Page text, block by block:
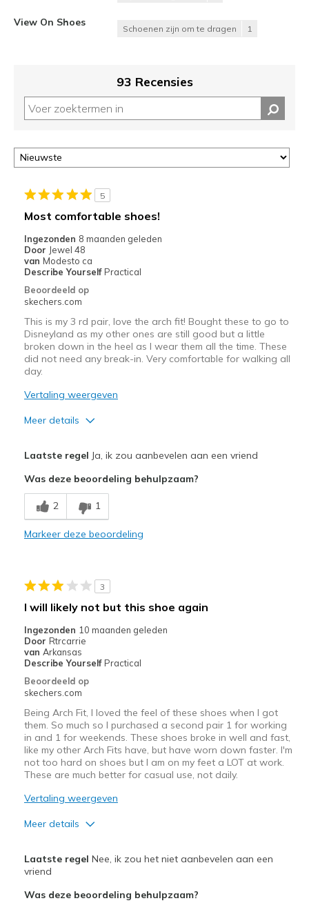
View On Shoes
Schoenen zijn om te dragen 1
93 Recensies
5
Most comfortable shoes!
Ingezonden 8 maanden geleden
Door Jewel 48
van Modesto ca
Describe Yourself Practical
Beoordeeld op
skechers.com
This is my 3 rd pair, love the arch fit! Bought these to go to
Disneyland as my other ones are still good but a little
broken down in the heel as I wear them all the time. These
did not need any break-in. Very comfortable for walking all
day.
Vertaling weergeven
Meer details
Comfortable
Durable
Travel
Width
Feels true to width
Sizing
Laatste regel Ja, ik zou aanbevelen aan een vriend
Was deze beoordeling behulpzaam?
2 1
Markeer deze beoordeling
3
I will likely not but this shoe again
Ingezonden 10 maanden geleden
Door Rtrcarrie
van Arkansas
Describe Yourself Practical
Beoordeeld op
skechers.com
Being Arch Fit, I loved the feel of these shoes when I got
them. So much so I purchased a second pair 1 for working
in and 1 for weekends. These shoes broke in well and fast,
like my other Arch Fits have, but have worn down faster. I'm
not too hard on shoes but I am on my feet a LOT at work.
These are much better for casual use, not daily.
Vertaling weergeven
Meer details
Attractive Design
Breathe Well
Laatste regel Nee, ik zou het niet aanbevelen aan een
vriend
Was deze beoordeling behulpzaam?